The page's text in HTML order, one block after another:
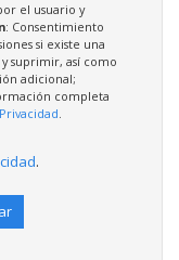
el usuario y
: Consentimiento
si existe una
suprimir, así como
adicional;
completa
.
.